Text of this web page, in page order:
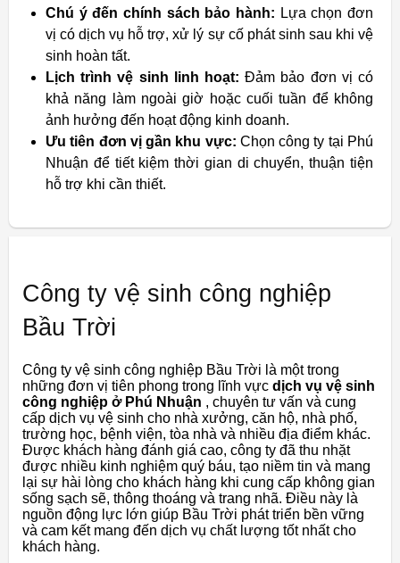
Chú ý đến chính sách bảo hành: Lựa chọn đơn
vị có dịch vụ hỗ trợ, xử lý sự cố phát sinh sau khi vệ
sinh hoàn tất.
Lịch trình vệ sinh linh hoạt: Đảm bảo đơn vị có
khả năng làm ngoài giờ hoặc cuối tuần để không
ảnh hưởng đến hoạt động kinh doanh.
Ưu tiên đơn vị gần khu vực: Chọn công ty tại Phú
Nhuận để tiết kiệm thời gian di chuyển, thuận tiện
hỗ trợ khi cần thiết.
Công ty vệ sinh công nghiệp
Bầu Trời
Công ty vệ sinh công nghiệp Bầu Trời là một trong
những đơn vị tiên phong trong lĩnh vực dịch vụ vệ sinh
công nghiệp ở Phú Nhuận , chuyên tư vấn và cung
cấp dịch vụ vệ sinh cho nhà xưởng, căn hộ, nhà phố,
trường học, bệnh viện, tòa nhà và nhiều địa điểm khác.
Được khách hàng đánh giá cao, công ty đã thu nhặt
được nhiều kinh nghiệm quý báu, tạo niềm tin và mang
lại sự hài lòng cho khách hàng khi cung cấp không gian
sống sạch sẽ, thông thoáng và trang nhã. Điều này là
nguồn động lực lớn giúp Bầu Trời phát triển bền vững
và cam kết mang đến dịch vụ chất lượng tốt nhất cho
khách hàng.